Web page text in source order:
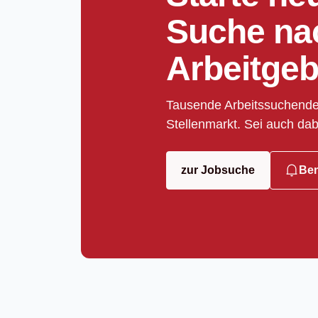
Suche
Tausende
Stellenmarkt. Sei auch
zur Jobsuche